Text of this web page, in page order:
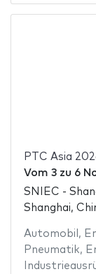
PTC Asia
Vom 3zu 6
SNIEC -
Shanghai,
Automobil ,
Pneumatik,